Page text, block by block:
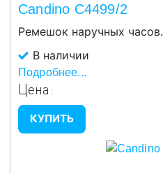
Candino C4499/2
Ремешок наручных часов.
В наличии
Подробнее...
Цена:
КУПИТЬ